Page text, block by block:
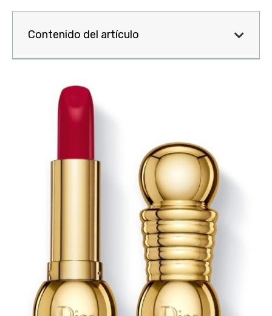
Contenido del artículo